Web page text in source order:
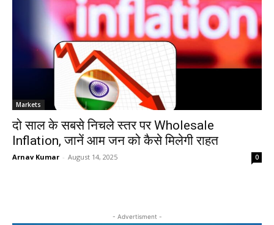
Markets
दो साल के सबसे निचले स्तर पर Wholesale
Inflation, जानें आम जन को कैसे मिलेगी राहत
Arnav Kumar - August 14, 2025 0
- Advertisment -